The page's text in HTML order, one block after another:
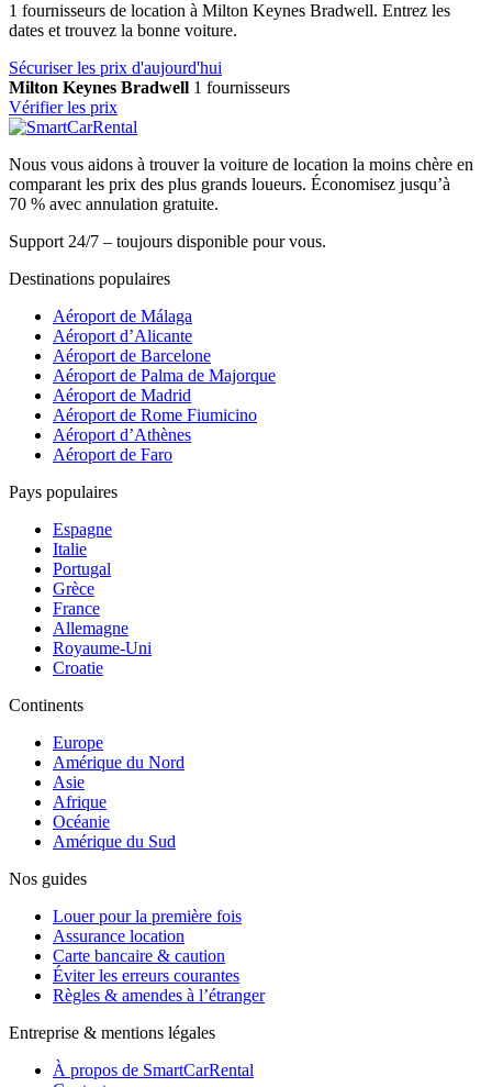
1 fournisseurs de location à Milton Keynes Bradwell. Entrez les
dates et trouvez la bonne voiture.
Sécuriser les prix d'aujourd'hui
Milton Keynes Bradwell 1 fournisseurs
Vérifier les prix
Nous vous aidons à trouver la voiture de location la moins chère en
comparant les prix des plus grands loueurs. Économisez jusqu’à
70 % avec annulation gratuite.
Support 24/7 – toujours disponible pour vous.
Destinations populaires
Aéroport de Málaga
Aéroport d’Alicante
Aéroport de Barcelone
Aéroport de Palma de Majorque
Aéroport de Madrid
Aéroport de Rome Fiumicino
Aéroport d’Athènes
Aéroport de Faro
Pays populaires
Espagne
Italie
Portugal
Grèce
France
Allemagne
Royaume-Uni
Croatie
Continents
Europe
Amérique du Nord
Asie
Afrique
Océanie
Amérique du Sud
Nos guides
Louer pour la première fois
Assurance location
Carte bancaire & caution
Éviter les erreurs courantes
Règles & amendes à l’étranger
Entreprise & mentions légales
À propos de SmartCarRental